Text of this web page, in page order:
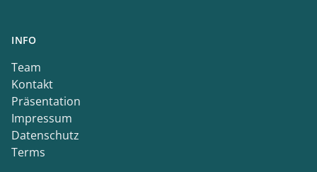
INFO
Team
Kontakt
Präsentation
Impressum
Datenschutz
Terms